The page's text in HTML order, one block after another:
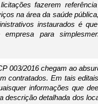
fazerem
na área da saúde
instaurados é
para
003/2016 chegam ao
contratados. Em tais
informações que
descrição detalhada dos